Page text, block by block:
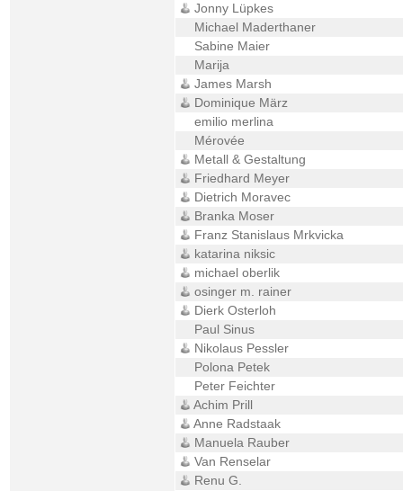
Jonny Lüpkes
Michael Maderthaner
Sabine Maier
Marija
James Marsh
Dominique März
emilio merlina
Mérovée
Metall & Gestaltung
Friedhard Meyer
Dietrich Moravec
Branka Moser
Franz Stanislaus Mrkvicka
katarina niksic
michael oberlik
osinger m. rainer
Dierk Osterloh
Paul Sinus
Nikolaus Pessler
Polona Petek
Peter Feichter
Achim Prill
Anne Radstaak
Manuela Rauber
Van Renselar
Renu G.